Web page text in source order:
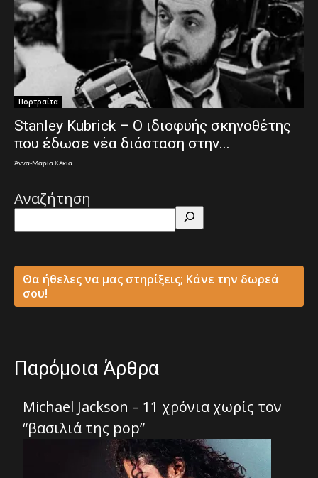
Πορτραίτα
Stanley Kubrick – Ο ιδιοφυής σκηνοθέτης
που έδωσε νέα διάσταση στην...
Άννα-Μαρία Κέκια
Αναζήτηση
Θα ήθελες να μας στηρίξεις; Κάνε την δωρεά
σου!
Παρόμοια Άρθρα
Michael Jackson – 11 χρόνια χωρίς τον
“βασιλιά της pop”